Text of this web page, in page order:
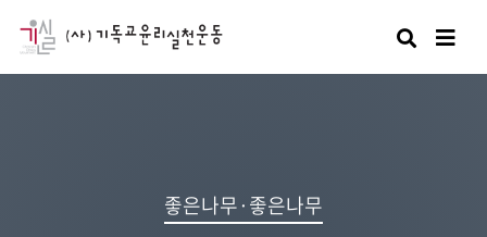
검색
좋은나무·좋은나무